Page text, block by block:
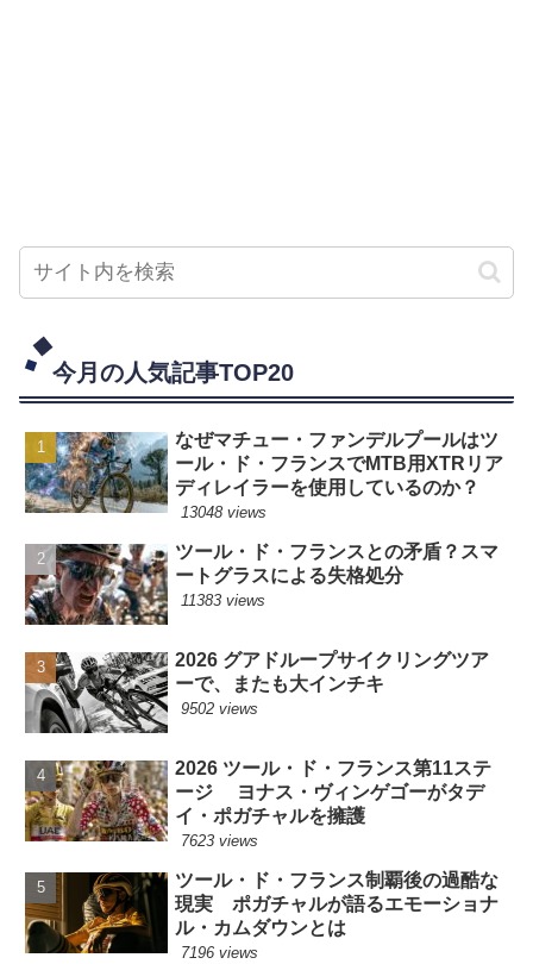
今月の人気記事TOP20
なぜマチュー・ファンデルプールはツ
ール・ド・フランスでMTB用XTRリア
ディレイラーを使用しているのか？
13048 views
ツール・ド・フランスとの矛盾？スマ
ートグラスによる失格処分
11383 views
2026 グアドループサイクリングツア
ーで、またも大インチキ
9502 views
2026 ツール・ド・フランス第11ステ
ージ ヨナス・ヴィンゲゴーがタデ
イ・ポガチャルを擁護
7623 views
ツール・ド・フランス制覇後の過酷な
現実 ポガチャルが語るエモーショナ
ル・カムダウンとは
7196 views